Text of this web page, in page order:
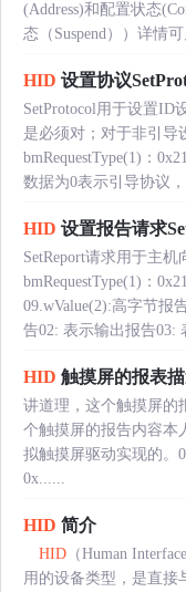
(Address)和配置状态
态（Suspend））详情
HID 设置协议
SetProtocol用于设置ID
是必须对；对于非引导
bmRequestType(1)：
数据为0表示引导协议
HID 设置报告请求
SetReport请求用于主
bmRequestType(1)：
09.wValue(2):高字节报
告02: 表示输出报告03:
HID 触摸屏的报表
讲道理，这个触摸屏的
个触摸屏的报告内容本
拟触摸屏驱动实现的。
0x......
HID 简介
HID （Human
用的设备类型，是直接